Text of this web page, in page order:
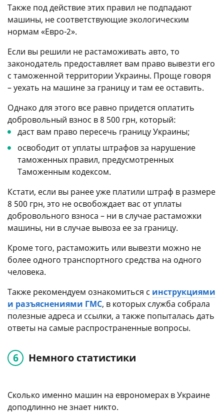
Также под действие этих правил не подпадают
машины, не соответствующие экологическим
нормам «Евро-2».
Если вы решили не растаможивать авто, то
законодатель предоставляет вам право вывезти его
с таможенной территории Украины. Проще говоря
– уехать на машине за границу и там ее оставить.
Однако для этого все равно придется оплатить
добровольный взнос в 8 500 грн, который:
даст вам право пересечь границу Украины;
освободит от уплаты штрафов за нарушение
таможенных правил, предусмотренных
Таможенным кодексом.
Кстати, если вы ранее уже платили штраф в размере
8 500 грн, это не освобождает вас от уплаты
добровольного взноса – ни в случае растаможки
машины, ни в случае вывоза ее за границу.
Кроме того, растаможить или вывезти можно не
более одного транспортного средства на одного
человека.
Также рекомендуем ознакомиться с инструкциями
и разъяснениями ГМС, в которых служба собрала
полезные адреса и ссылки, а также попыталась дать
ответы на самые распространенные вопросы.
Немного статистики
Сколько именно машин на еврономерах в Украине
доподлинно не знает никто.